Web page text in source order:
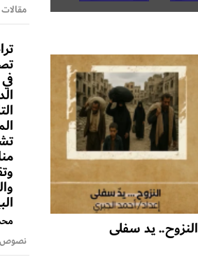
النزوح.. يد سفلى
نصوص